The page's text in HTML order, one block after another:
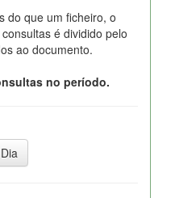
do que um ficheiro, o
é dividido pelo
ao documento.
no período.
Dia